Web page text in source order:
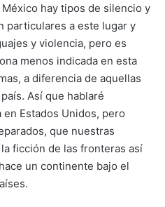
hay tipos de silencio y
particulares a este lugar y
y violencia, pero es
menos indicada en esta
a diferencia de aquellas
Así que hablaré
Estados Unidos, pero
que nuestras
ficción de las fronteras así
un continente bajo el